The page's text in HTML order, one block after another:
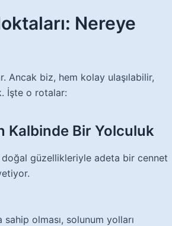
Nereye
Ancak biz, hem kolay ulaşılabilir,
İşte o rotalar:
Kalbinde Bir Yolculuk
doğal güzellikleriyle adeta bir cennet
olması, solunum yolları